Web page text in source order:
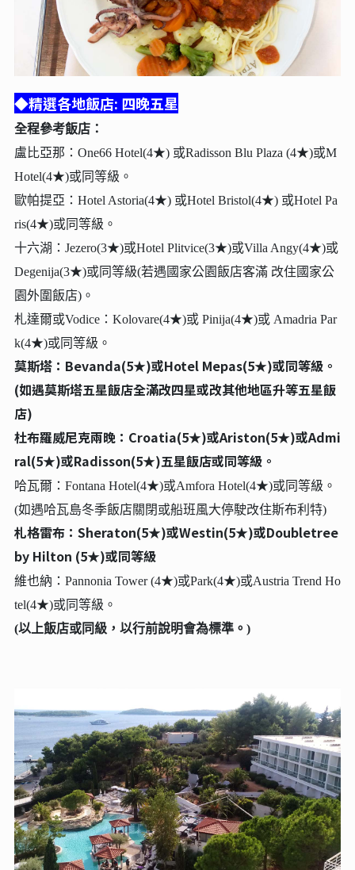
◆精選各地飯店: 四晚五星
全程參考飯店：
盧比亞那：One66 Hotel(4★) 或Radisson Blu Plaza (4★)或M
Hotel(4★)或同等級。
歐帕提亞：Hotel Astoria(4★) 或Hotel Bristol(4★) 或Hotel Pa
ris(4★)或同等級。
十六湖：Jezero(3★)或Hotel Plitvice(3★)或Villa Angy(4★)或
Degenija(3★)或同等級(若遇國家公園飯店客滿 改住國家公
園外圍飯店)。
札達爾或Vodice：Kolovare(4★)或 Pinija(4★)或 Amadria Par
k(4★)或同等級。
莫斯塔：Bevanda(5★)或Hotel Mepas(5★)或同等級。
(如遇莫斯塔五星飯店全滿改四星或改其他地區升等五星飯
店)
杜布羅威尼克兩晚：Croatia(5★)或Ariston(5★)或Admi
ral(5★)或Radisson(5★)五星飯店或同等級。
哈瓦爾：Fontana Hotel(4★)或Amfora Hotel(4★)或同等級。
(如遇哈瓦島冬季飯店關閉或船班風大停駛改住斯布利特)
札格雷布：Sheraton(5★)或Westin(5★)或Doubletree
by Hilton (5★)或同等級
維也納：Pannonia Tower (4★)或Park(4★)或Austria Trend Ho
tel(4★)或同等級。
(以上飯店或同級，以行前說明會為標準。)